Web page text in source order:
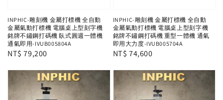
INPHIC-雕刻機 金屬打標機 全自動
金屬氣動打標機 電腦桌上型刻字機
銘牌不鏽鋼打碼機 臥式圓週一體機
通氣即用-IVUB005804A
Regular
NT$ 79,200
INPHIC-雕刻機 金屬打標機 全自動
金屬氣動打標機 電腦桌上型刻字機
銘牌不鏽鋼打碼機 重型一體機 通氣
即用大力度-IVUB005704A
Regular
NT$ 74,600